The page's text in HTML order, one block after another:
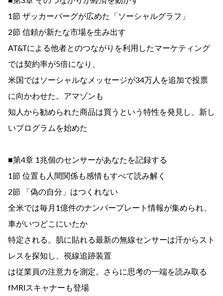
1節 ザッカーバーグが広めた「ソーシャルグラフ」
2節 信頼が新たな市場を生み出す
AT&Tによる他者とのつながりを利用したマーケティング
では契約率が5倍になり、
米国ではソーシャルなメッセージが34万人を追加で投票
に向かわせた。アマゾンも
知人から勧められた商品は買うという特性を発見し、新し
いプログラムを始めた
■第4章 1兆個のセンサーがあなたを記録する
1節 位置も人間関係も感情もすべて読み解く
2節 「偽の自分」はつくれない
全米では毎月1億件のナンバープレート情報が集められ、
車がいつどこにいたか
特定される。肌に貼れる最新の無線センサーは汗からスト
レスを探知し、視線追跡装置
は従業員の注意力を測定。さらに思考の一端を読み取る
fMRIスキャナーも登場